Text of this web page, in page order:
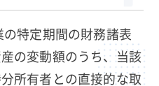
特定期間の財務諸表
の変動額のうち、当該
所有者との直接的な取